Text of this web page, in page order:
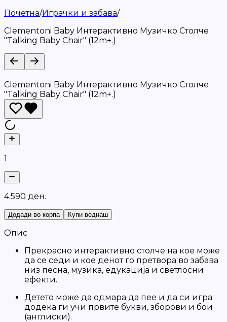
Почетна/Играчки и забава/
Clementoni Baby Интерактивно Музичко Столче
"Talking Baby Chair" (12m+.)
Clementoni Baby Интерактивно Музичко Столче
"Talking Baby Chair" (12m+.)
1
4.590 ден.
Додади во корпа Купи веднаш
Опис
Прекрасно интерактивно столче на кое може
да се седи и кое денот го претвора во забава
низ песна, музика, едукација и светлосни
ефекти.
Детето може да одмара да пее и да си игра
додека ги учи првите букви, зборови и бои
(англиски).